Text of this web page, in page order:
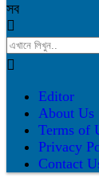
সব
Editor
About Us
Terms of
Privacy
Contact